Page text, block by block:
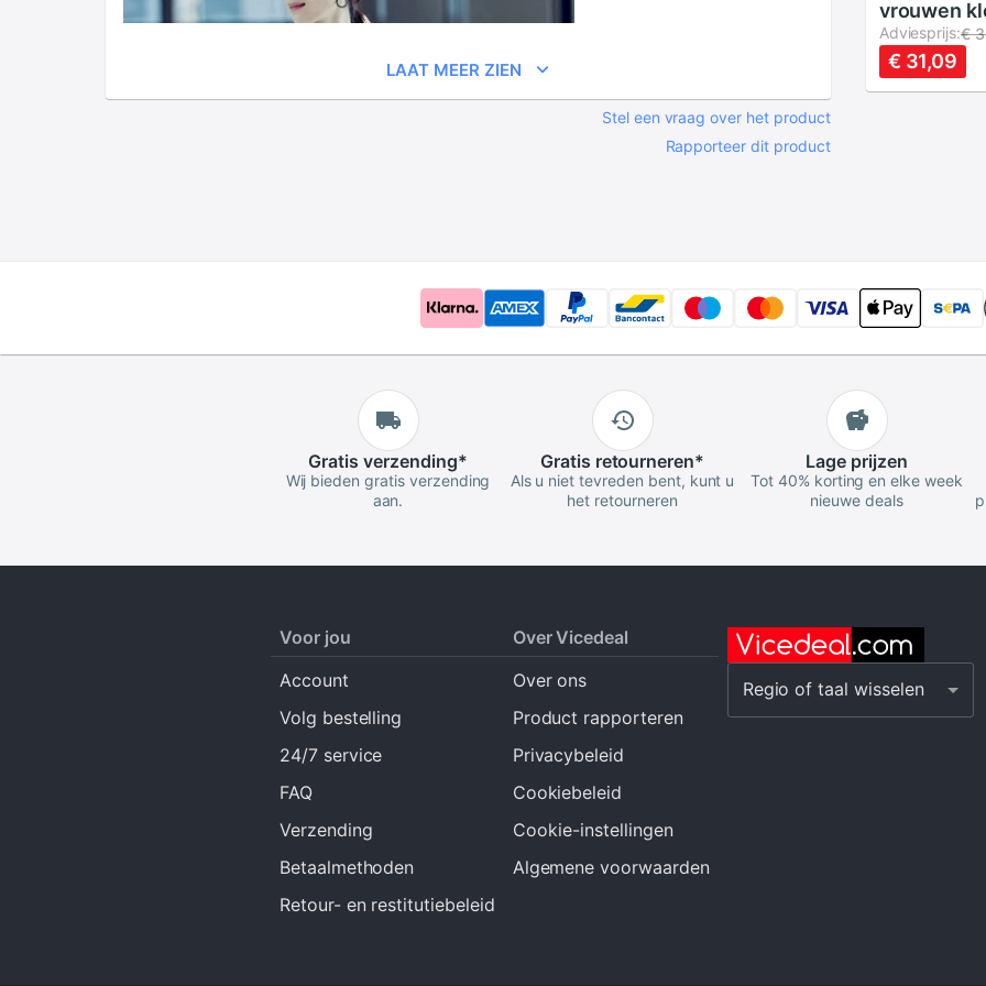
LAAT MEER ZIEN
Stel een vraag over het product
Rapporteer dit product
vrouwen
zonnejurk
cami jurk
gebreide
Adviesprijs:€
€ 31,09
Gratis verzending*
Wij bieden gratis verzending
aan.
Gratis retourneren*
Als u niet tevreden bent, kunt u
het retourneren
Lage prijzen
Tot 40% korting en elke week
nieuwe deals
Voor jou
Account
Volg bestelling
24/7 service
FAQ
Verzending
Betaalmethoden
Retour- en restitutiebeleid
Over Vicedeal
Over ons
Product rapporteren
Privacybeleid
Cookiebeleid
Cookie-instellingen
Algemene voorwaarden
Regio of taal wisselen